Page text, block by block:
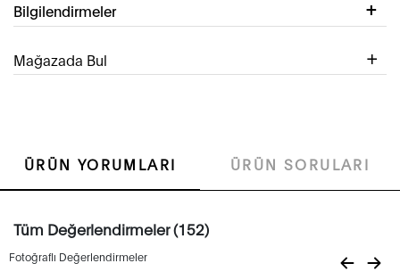
Bilgilendirmeler
Mağazada Bul
ÜRÜN YORUMLARI ÜRÜN SORULARI
Tüm Değerlendirmeler (152)
Fotoğraflı Değerlendirmeler